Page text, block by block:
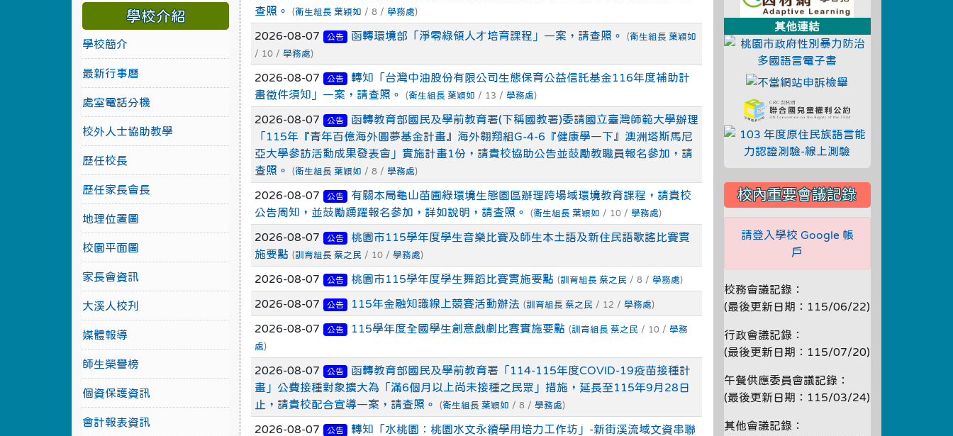
查照。
(衛生組長 葉穎如 / 8 /學務處)
2026-08-07 公告 函轉環境部「淨零綠領人才培育課程」一案，請查照。 (衛生組長 葉穎如
/ 10 /學務處)
2026-08-07 公告
轉知「台灣中油股份有限公司生態保育公益信託基金116年度補助計
畫徵件須知」一案，請查照。
(衛生組長 葉穎如 / 13 /學務處)
2026-08-07 公告
函轉教育部國民及學前教育署(下稱國教署)委請國立臺灣師範大學辦理
「115年『青年百億海外圓夢基金計畫』海外翱翔組G-4-6『健康學一下』澳洲塔斯馬尼
亞大學參訪活動成果發表會」實施計畫1份，請貴校協助公告並鼓勵教職員報名參加，請
查照。
(衛生組長 葉穎如 / 8 /學務處)
2026-08-07 公告
有關本局龜山苗圃綠環境生態園區辦理跨場域環境教育課程，請貴校
公告周知，並鼓勵踴躍報名參加，詳如說明，請查照。
(衛生組長 葉穎如 / 10 /學務處)
2026-08-07 公告
桃園市115學年度學生音樂比賽及師生本土語及新住民語歌謠比賽實
施要點 (訓育組長 蔡之民 / 10 /學務處)
2026-08-07 公告 桃園市115學年度學生舞蹈比賽實施要點 (訓育組長 蔡之民 / 8 / 學務處)
2026-08-07 公告 115年金融知識線上競賽活動辦法 (訓育組長 蔡之民 / 12 / 學務處)
2026-08-07 公告 115學年度全國學生創意戲劇比賽實施要點 (訓育組長 蔡之民 / 10 / 學務
處)
2026-08-07 公告
函轉教育部國民及學前教育署「114-115年度COVID-19疫苗接種計
畫」公費接種對象擴大為「滿6個月以上尚未接種之民眾」措施，延長至115年9月28日
止，請貴校配合宣導一案，請查照。
(衛生組長 葉穎如 / 8 /學務處)
2026-08-07 公告
轉知「水桃園：桃園水文永續學用培力工作坊」-新街溪流域文資串聯
學校介紹
學校簡介
最新行事曆
處室電話分機
校外人士協助教學
歷任校長
歷任家長會長
地理位置圖
校園平面圖
家長會資訊
大溪人校刋
媒體報導
師生榮譽榜
個資保護資訊
會計報表資訊
其他連結
校內重要會議記錄
請登入學校 Google 帳
戶
校務會議記錄：
(最後更新日期：115/06/22)
行政會議記錄：
(最後更新日期：115/07/20)
午餐供應委員會議記錄：
(最後更新日期：115/03/24)
其他會議記錄：